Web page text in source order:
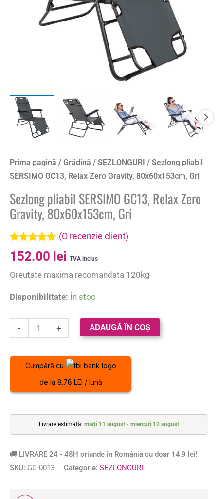
Prima pagină / Grădină / SEZLONGURI / Sezlong pliabil
SERSIMO GC13, Relax Zero Gravity, 80x60x153cm, Gri
Sezlong pliabil SERSIMO GC13, Relax Zero
Gravity, 80x60x153cm, Gri
Evaluat la
5.00din 5 pe
singure
(O recenzie client)
152.00 lei TVA inclus
Greutate maxima recomandata 120kg
Disponibilitate: În stoc
-
80x60x153cm,
+ ADAUGĂ ÎN COȘ
Cumpără cu
de la 8.78 LEI / lună
Livrare estimată: marți 11 august - miercuri 12 august
🚚 LIVRARE 24 - 48H oriunde în România cu doar 14,9 lei!
SKU: GC-0013 Categorie: SEZLONGURI